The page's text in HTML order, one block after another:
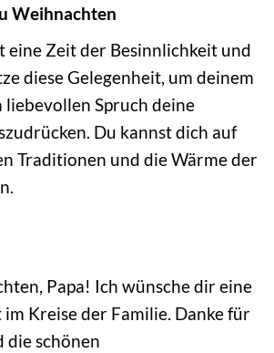
Weihnachten
eine Zeit der Besinnlichkeit und
diese Gelegenheit, um deinem
Spruch deine
Du kannst dich auf
Traditionen und die Wärme der
Papa! Ich wünsche dir eine
Kreise der Familie. Danke für
die schönen